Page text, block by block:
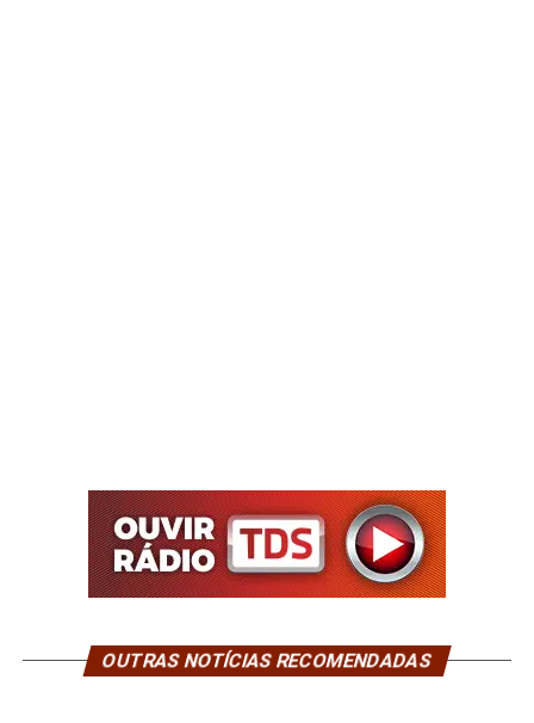
OUTRAS NOTÍCIAS RECOMENDADAS